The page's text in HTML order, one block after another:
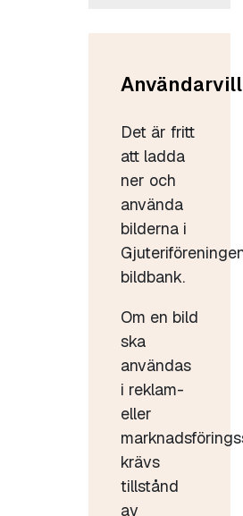
Det är fritt
att ladda
ner och
använda
bilderna i
bildbank.
Om en bild
ska
användas
i reklam-
eller
krävs
tillstånd
av